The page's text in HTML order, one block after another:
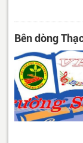
Bên dòng